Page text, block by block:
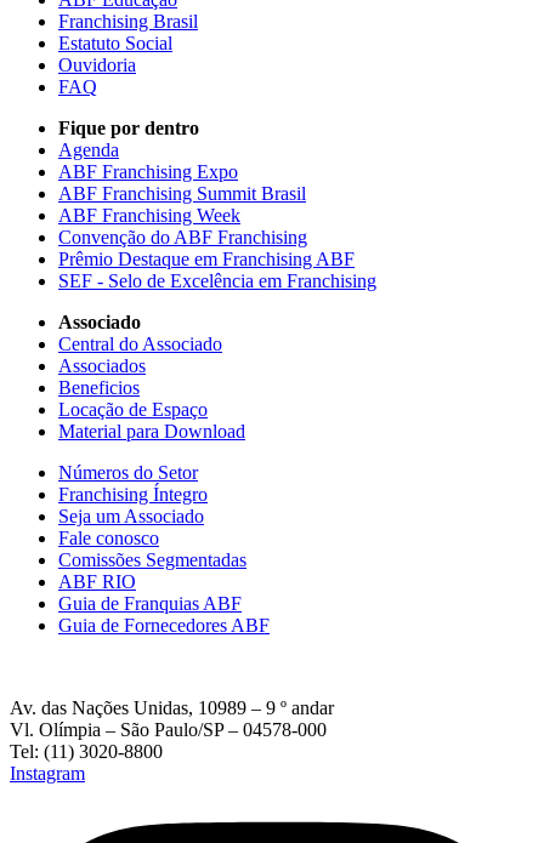
Franchising Brasil
Estatuto Social
Ouvidoria
FAQ
Fique por dentro
Agenda
ABF Franchising Expo
ABF Franchising Summit Brasil
ABF Franchising Week
Convenção do ABF Franchising
Prêmio Destaque em Franchising ABF
SEF - Selo de Excelência em Franchising
Associado
Central do Associado
Associados
Beneficios
Locação de Espaço
Material para Download
Números do Setor
Franchising Íntegro
Seja um Associado
Fale conosco
Comissões Segmentadas
ABF RIO
Guia de Franquias ABF
Guia de Fornecedores ABF
Av. das Nações Unidas, 10989 – 9 º andar
Vl. Olímpia – São Paulo/SP – 04578-000
Tel: (11) 3020-8800
Instagram